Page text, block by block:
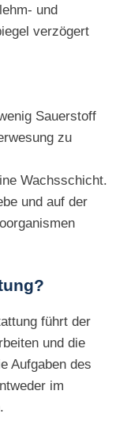
und
verzögert
Sauerstoff
zu
Wachsschicht.
und auf der
führt der
und die
Aufgaben des
im